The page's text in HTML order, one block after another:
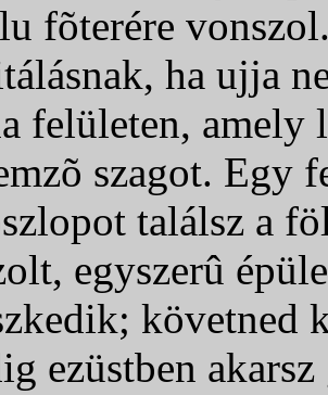
fõterére
ha ujja
felületen, amely
szagot. Egy
találsz a
egyszerû
követned
ezüstben